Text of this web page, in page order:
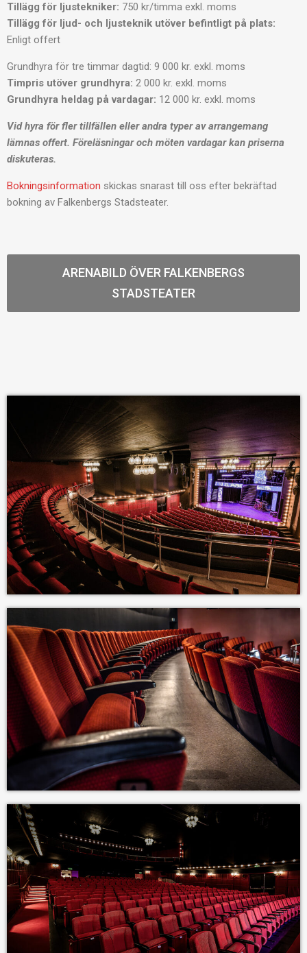
Tillägg för ljustekniker: 750 kr/timma exkl. moms
Tillägg för ljud- och ljusteknik utöver befintligt på plats:
Enligt offert
Grundhyra för tre timmar dagtid: 9 000 kr. exkl. moms
Timpris utöver grundhyra: 2 000 kr. exkl. moms
Grundhyra heldag på vardagar: 12 000 kr. exkl. moms
Vid hyra för fler tillfällen eller andra typer av arrangemang
lämnas offert. Föreläsningar och möten vardagar kan priserna
diskuteras.
Bokningsinformation skickas snarast till oss efter bekräftad
bokning av Falkenbergs Stadsteater.
ARENABILD ÖVER FALKENBERGS
STADSTEATER